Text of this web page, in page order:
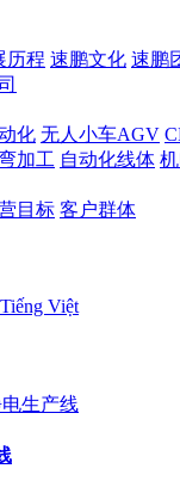
历程 速鹏文化 速鹏
化 无人小车AGV
加工 自动化线体
目标 客户群体
Tiếng Việt